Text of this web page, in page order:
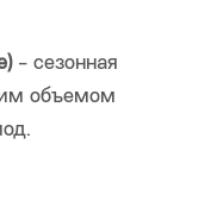
- сезонная
объемом